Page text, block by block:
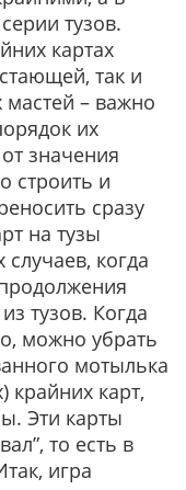
тузов.
картах
так и
– важно
их
значения
строить и
сразу
на тузы
случаев, когда
тузов. Когда
можно убрать
мотылька
крайних карт,
Эти карты
то есть в
игра